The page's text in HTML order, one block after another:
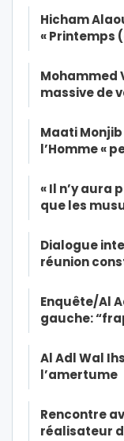
Hicham
« Printemps
Mohammed
massive de
Maati
l’Homme «
« Il n’y aura
que les
Dialogue
réunion
Enquête/Al
gauche:
Al Adl Wal
l’amertume
Rencontre
réalisateur